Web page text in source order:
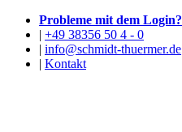
Probleme mit dem Login?
| +49 38356 50 4 - 0
| info@schmidt-thuermer.de
| Kontakt